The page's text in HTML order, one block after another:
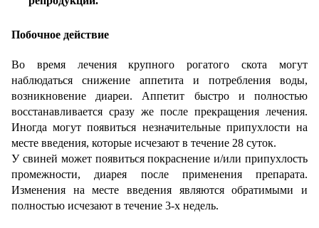
Побочное действие
Во время лечения крупного рогатого скота могут
наблюдаться снижение аппетита и потребления воды,
возникновение диареи. Аппетит быстро и полностью
восстанавливается сразу же после прекращения лечения.
Иногда могут появиться незначительные припухлости на
месте введения, которые исчезают в течение 28 суток.
У свиней может появиться покраснение и/или припухлость
промежности, диарея после применения препарата.
Изменения на месте введения являются обратимыми и
полностью исчезают в течение 3-х недель.